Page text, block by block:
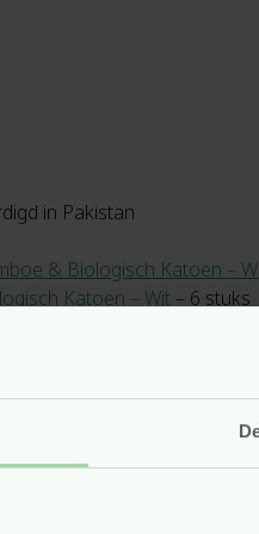
in Pakistan
& Biologisch Katoen –
Katoen – Wit – 6 stuks
lage warmte, maar liever
eerste gebruik minimaal
dit vermindert het